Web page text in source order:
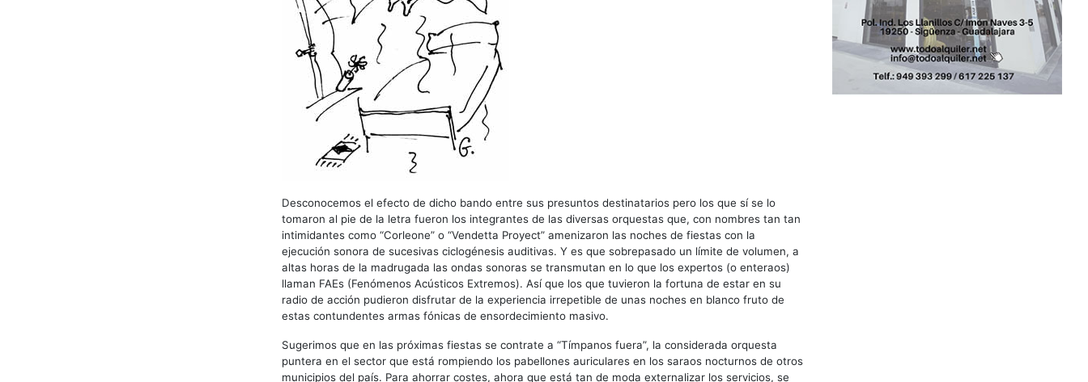
Desconocemos el efecto de dicho bando entre sus presuntos destinatarios pero los que sí se lo
tomaron al pie de la letra fueron los integrantes de las diversas orquestas que, con nombres tan tan
intimidantes como “Corleone” o “Vendetta Proyect” amenizaron las noches de fiestas con la
ejecución sonora de sucesivas ciclogénesis auditivas. Y es que sobrepasado un límite de volumen, a
altas horas de la madrugada las ondas sonoras se transmutan en lo que los expertos (o enteraos)
llaman FAEs (Fenómenos Acústicos Extremos). Así que los que tuvieron la fortuna de estar en su
radio de acción pudieron disfrutar de la experiencia irrepetible de unas noches en blanco fruto de
estas contundentes armas fónicas de ensordecimiento masivo.
Sugerimos que en las próximas fiestas se contrate a “Tímpanos fuera”, la considerada orquesta
puntera en el sector que está rompiendo los pabellones auriculares en los saraos nocturnos de otros
municipios del país. Para ahorrar costes, ahora que está tan de moda externalizar los servicios, se